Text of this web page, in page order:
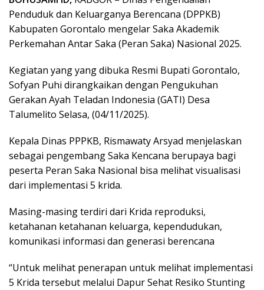
Penduduk dan Keluarganya Berencana (DPPKB)
Kabupaten Gorontalo mengelar Saka Akademik
Perkemahan Antar Saka (Peran Saka) Nasional 2025.
Kegiatan yang yang dibuka Resmi Bupati Gorontalo,
Sofyan Puhi dirangkaikan dengan Pengukuhan
Gerakan Ayah Teladan Indonesia (GATI) Desa
Talumelito Selasa, (04/11/2025).
Kepala Dinas PPPKB, Rismawaty Arsyad menjelaskan
sebagai pengembang Saka Kencana berupaya bagi
peserta Peran Saka Nasional bisa melihat visualisasi
dari implementasi 5 krida.
Masing-masing terdiri dari Krida reproduksi,
ketahanan ketahanan keluarga, kependudukan,
komunikasi informasi dan generasi berencana
“Untuk melihat penerapan untuk melihat implementasi
5 Krida tersebut melalui Dapur Sehat Resiko Stunting